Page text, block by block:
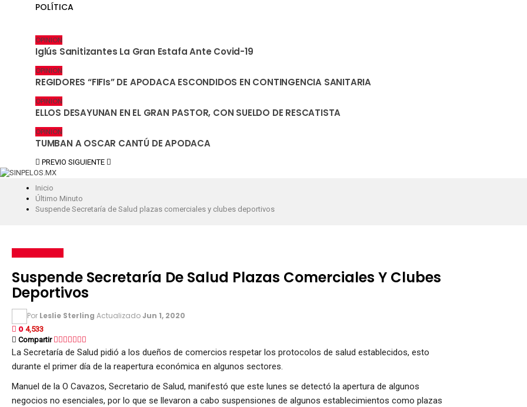
POLÍTICA
OPINION
Iglús Sanitizantes La Gran Estafa Ante Covid-19
OPINION
REGIDORES “FIFIs” DE APODACA ESCONDIDOS EN CONTINGENCIA SANITARIA
OPINION
ELLOS DESAYUNAN EN EL GRAN PASTOR, CON SUELDO DE RESCATISTA
OPINION
TUMBAN A OSCAR CANTÚ DE APODACA
PREVIO SIGUIENTE
Inicio
Último Minuto
Suspende Secretaría de Salud plazas comerciales y clubes deportivos
Suspende Secretaría De Salud Plazas Comerciales Y Clubes
Deportivos
Por Leslie Sterling ActualizadoJun 1, 2020
0 4,533
Compartir
La Secretaría de Salud pidió a los dueños de comercios respetar los protocolos de salud establecidos, esto
durante el primer día de la reapertura económica en algunos sectores.
Manuel de la O Cavazos, Secretario de Salud, manifestó que este lunes se detectó la apertura de algunos
negocios no esenciales, por lo que se llevaron a cabo suspensiones de algunos establecimientos como plazas